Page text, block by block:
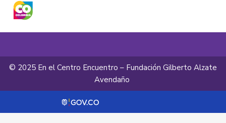
© 2025 En el Centro Encuentro – Fundación Gilberto Alzate
Avendaño